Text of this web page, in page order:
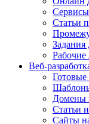
Сервисы
Статьи
Задания
Рабочие
Веб-
Готовые
Домены
Статьи
Сайты